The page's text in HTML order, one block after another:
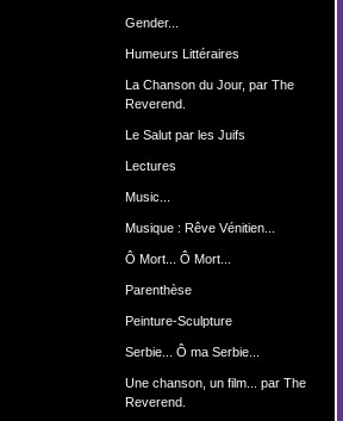
Gender...
Humeurs Littéraires
La Chanson du Jour, par The
Reverend.
Le Salut par les Juifs
Lectures
Music...
Musique : Rêve Vénitien...
Ô Mort... Ô Mort...
Parenthèse
Peinture-Sculpture
Serbie... Ô ma Serbie...
Une chanson, un film... par The
Reverend.